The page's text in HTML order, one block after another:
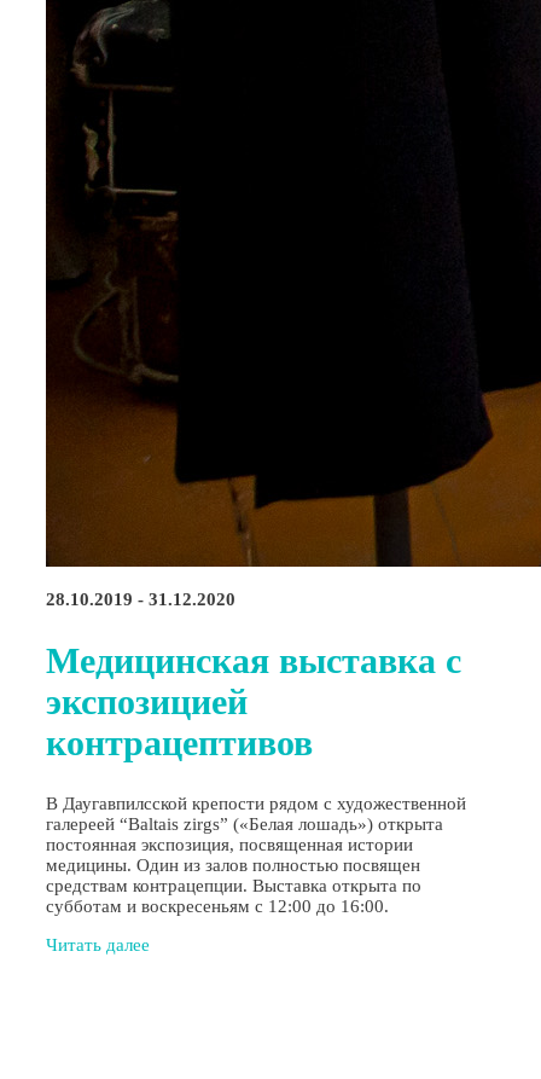
28.10.2019 - 31.12.2020
Медицинская выставка с
экспозицией
контрацептивов
В Даугавпилсской крепости рядом с художественной
галереей “Baltais zirgs” («Белая лошадь») открыта
постоянная экспозиция, посвященная истории
медицины. Один из залов полностью посвящен
средствам контрацепции. Выставка открыта по
субботам и воскресеньям с 12:00 до 16:00.
Читать далее